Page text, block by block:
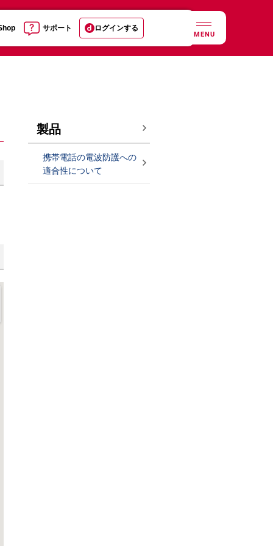
サポート ログインする
MENU
製品
携帯電話の電波防護への
適合性について